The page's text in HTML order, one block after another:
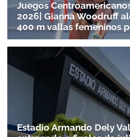
Juegos
2026| Gianna Woodruff
400 m vallas femeninos
Estadio Armando Dely